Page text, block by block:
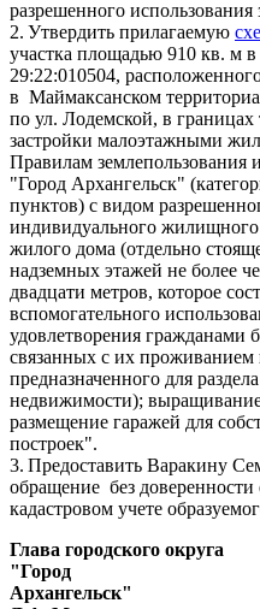
разрешенного
2. Утвердить прилагаемую
участка площадью 910 кв. м в
29:22:010504,
в Маймаксанском
по ул. Лодемской, в
застройки малоэтажными
Правилам землепользования
"Город Архангельск"
пунктов) с видом
индивидуального жилищного
жилого дома (отдельно
надземных этажей не более
двадцати метров, которое
вспомогательного
удовлетворения
связанных с их проживанием
предназначенного для
недвижимости); выращивание
размещение гаражей для
построек".
3. Предоставить Варакину
обращение без доверенности
кадастровом учете
Глава городского округа
"Город